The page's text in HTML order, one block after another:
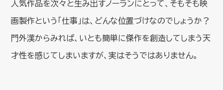
人気作品を次々と生み出すノーランにとって、そもそも映
画製作という「仕事」は、どんな位置づけなのでしょうか？
門外漢からみれば、いとも簡単に傑作を創造してしまう天
才性を感じてしまいますが、実はそうではありません。